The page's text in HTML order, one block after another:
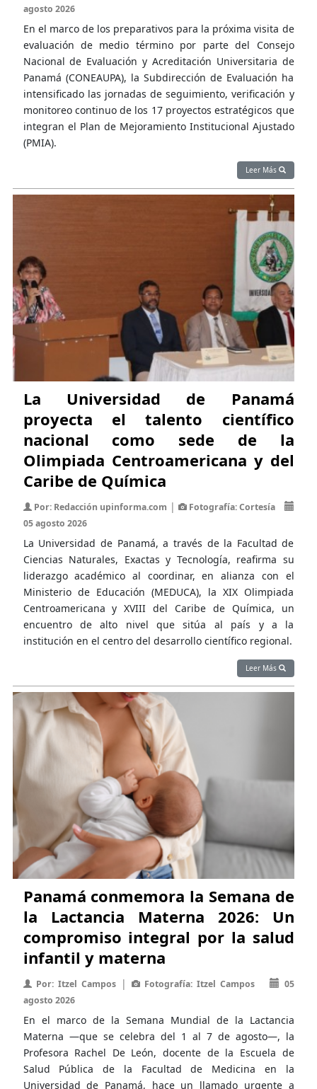
agosto 2026
En el marco de los preparativos para la próxima visita de
evaluación de medio término por parte del Consejo
Nacional de Evaluación y Acreditación Universitaria de
Panamá (CONEAUPA), la Subdirección de Evaluación ha
intensificado las jornadas de seguimiento, verificación y
monitoreo continuo de los 17 proyectos estratégicos que
integran el Plan de Mejoramiento Institucional Ajustado
(PMIA).
Leer Más
La Universidad de Panamá
proyecta el talento científico
nacional como sede de la
Olimpiada Centroamericana y del
Caribe de Química
Por: Redacción upinforma.com |
Fotografía: Cortesía
05 agosto 2026
La Universidad de Panamá, a través de la Facultad de
Ciencias Naturales, Exactas y Tecnología, reafirma su
liderazgo académico al coordinar, en alianza con el
Ministerio de Educación (MEDUCA), la XIX Olimpiada
Centroamericana y XVIII del Caribe de Química, un
encuentro de alto nivel que sitúa al país y a la
institución en el centro del desarrollo científico regional.
Leer Más
Panamá conmemora la Semana de
la Lactancia Materna 2026: Un
compromiso integral por la salud
infantil y materna
Por: Itzel Campos| Fotografía: Itzel Campos
05
agosto 2026
En el marco de la Semana Mundial de la Lactancia
Materna —que se celebra del 1 al 7 de agosto—, la
Profesora Rachel De León, docente de la Escuela de
Salud Pública de la Facultad de Medicina en la
Universidad de Panamá, hace un llamado urgente a